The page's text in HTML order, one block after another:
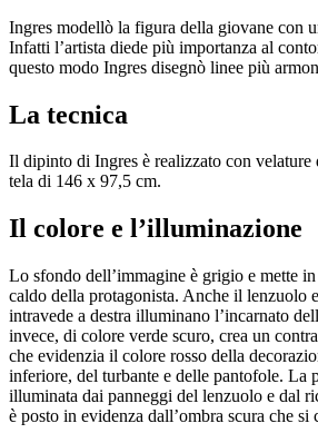
Ingres modellò la figura della giovane con
Infatti l’artista diede più importanza al
questo modo Ingres disegnò linee più
La tecnica
Il dipinto di Ingres è realizzato con velature
tela di 146 x 97,5 cm.
Il colore e l’illuminazione
Lo sfondo dell’immagine è grigio e mette
caldo della protagonista. Anche il lenzuolo
intravede a destra illuminano l’incarnato
invece, di colore verde scuro, crea un
che evidenzia il colore rosso della
inferiore, del turbante e delle pantofole. La
illuminata dai panneggi del lenzuolo e dal
è posto in evidenza dall’ombra scura che si